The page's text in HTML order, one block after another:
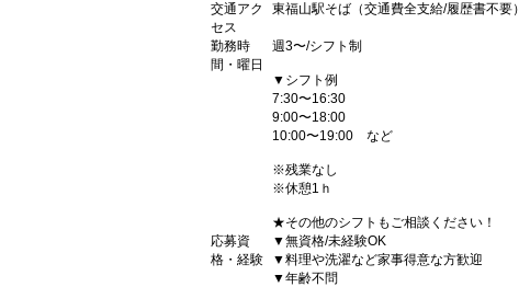
交通アク
セス
東福山駅そば（交通費全支給/履歴書不要）
勤務時
間・曜日
週3〜/シフト制
▼シフト例
7:30〜16:30
9:00〜18:00
10:00〜19:00 など
※残業なし
※休憩1ｈ
★その他のシフトもご相談ください！
応募資
格・経験
▼無資格/未経験OK
▼料理や洗濯など家事得意な方歓迎
▼年齢不問